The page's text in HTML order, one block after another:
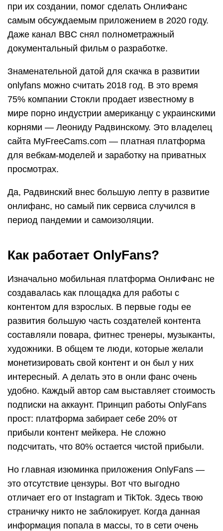
при их создании, помог сделать ОнлиФанс
самым обсуждаемым приложением в 2020 году.
Даже канал BBC снял полнометражный
документальный фильм о разработке.
Знаменательной датой для скачка в развитии
onlyfans можно считать 2018 год. В это время
75% компании Стокли продает известному в
мире порно индустрии американцу с украинскими
корнями — Леониду Радвинскому. Это владелец
сайта MyFreeCams.com — платная платформа
для вебкам-моделей и заработку на приватных
просмотрах.
Да, Радвинский внес большую лепту в развитие
онлифанс, но самый пик сервиса случился в
период пандемии и самоизоляции.
Как работает OnlyFans?
Изначально мобильная платформа ОнлиФанс не
создавалась как площадка для работы с
контентом для взрослых. В первые годы ее
развития большую часть создателей контента
составляли повара, фитнес тренеры, музыканты,
художники. В общем те люди, которые желали
монетизировать свой контент и он был у них
интересный. А делать это в онли фанс очень
удобно. Каждый автор сам выставляет стоимость
подписки на аккаунт. Принцип работы OnlyFans
прост: платформа забирает себе 20% от
прибыли контент мейкера. Не сложно
подсчитать, что 80% остается чистой прибыли.
Но главная изюминка приложения OnlyFans —
это отсутствие цензуры. Вот что выгодно
отличает его от Instagram и TikTok. Здесь твою
страничку никто не заблокирует. Когда данная
информация попала в массы, то в сети очень